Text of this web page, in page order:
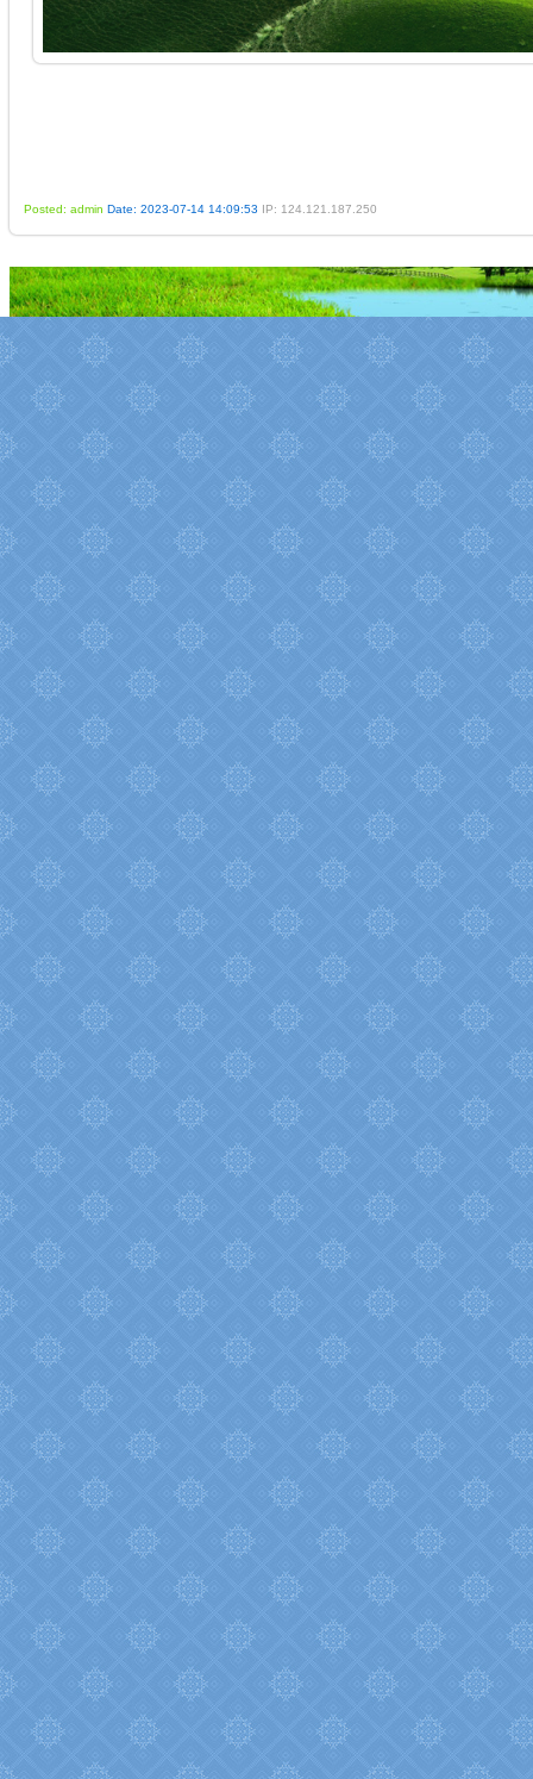
Posted: admin Date: 2023-07-14 14:09:53 IP: 124.121.187.250